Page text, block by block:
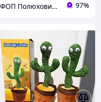
ФОП Полюхович Л.Г. 97%